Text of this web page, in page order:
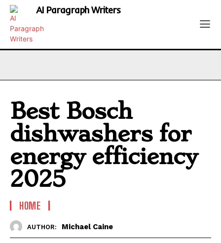
AI Paragraph Writers
Best Bosch
dishwashers for
energy efficiency
2025
HOME
AUTHOR: Michael Caine